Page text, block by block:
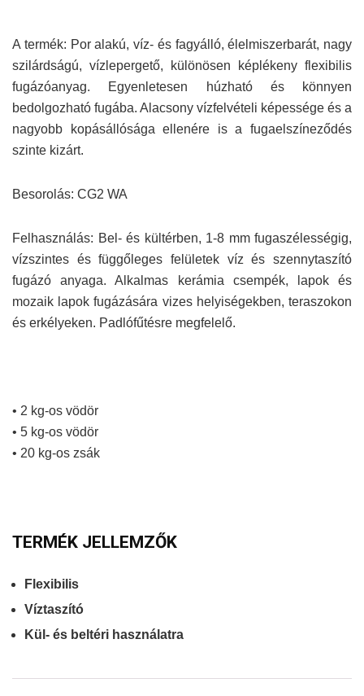
A termék: Por alakú, víz- és fagyálló, élelmiszerbarát, nagy
szilárdságú, vízlepergető, különösen képlékeny flexibilis
fugázóanyag. Egyenletesen húzható és könnyen
bedolgozható fugába. Alacsony vízfelvételi képessége és a
nagyobb kopásállósága ellenére is a fugaelszíneződés
szinte kizárt.
Besorolás: CG2 WA
Felhasználás: Bel- és kültérben, 1-8 mm fugaszélességig,
vízszintes és függőleges felületek víz és szennytaszító
fugázó anyaga. Alkalmas kerámia csempék, lapok és
mozaik lapok fugázására vizes helyiségekben, teraszokon
és erkélyeken. Padlófűtésre megfelelő.
• 2 kg-os vödör
• 5 kg-os vödör
• 20 kg-os zsák
TERMÉK JELLEMZŐK
Flexibilis
Víztaszító
Kül- és beltéri használatra